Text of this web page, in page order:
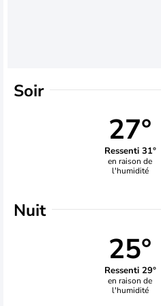
Soir
27°
Ressenti 31°
en raison de
l'humidité
Nuit
25°
Ressenti 29°
en raison de
l'humidité